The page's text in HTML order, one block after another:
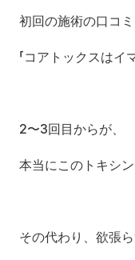
初回の施術の口コミ
「コアトックスはイ
2〜3回目からが、
本当にこのトキシ
その代わり、欲張